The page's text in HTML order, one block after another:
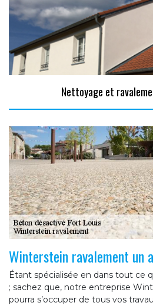
Nettoyage et
Winterstein ravalement un
Étant spécialisée en dans tout ce
; sachez que, notre entreprise
pourra s’occuper de tous vos